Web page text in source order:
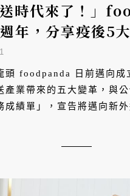
送時代來了！」
年，分享疫後5
頭 foodpanda 日前邁向成
產業帶來的五大變革，與
成績單」，宣告將邁向新外